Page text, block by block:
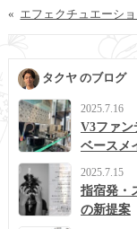
« エフェクチュエーシ
タクヤ のブログ
2025.7.16
V3ファン
ベースメ
2025.7.15
指宿発・
の新提案